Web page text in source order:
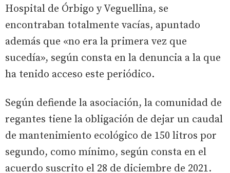
Hospital de Órbigo y Veguellina, se
encontraban totalmente vacías, apuntado
además que «no era la primera vez que
sucedía», según consta en la denuncia a la que
ha tenido acceso este periódico.
Según defiende la asociación, la comunidad de
regantes tiene la obligación de dejar un caudal
de mantenimiento ecológico de 150 litros por
segundo, como mínimo, según consta en el
acuerdo suscrito el 28 de diciembre de 2021.